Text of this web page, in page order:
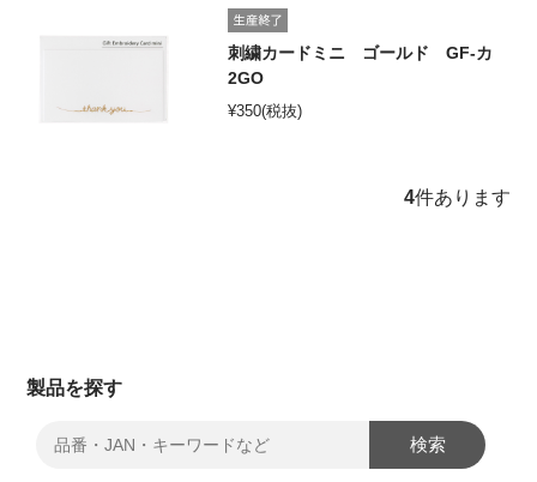
刺繍カードミニ ゴールド GF-カ
2GO
¥350(税抜)
4件あります
製品を探す
検索